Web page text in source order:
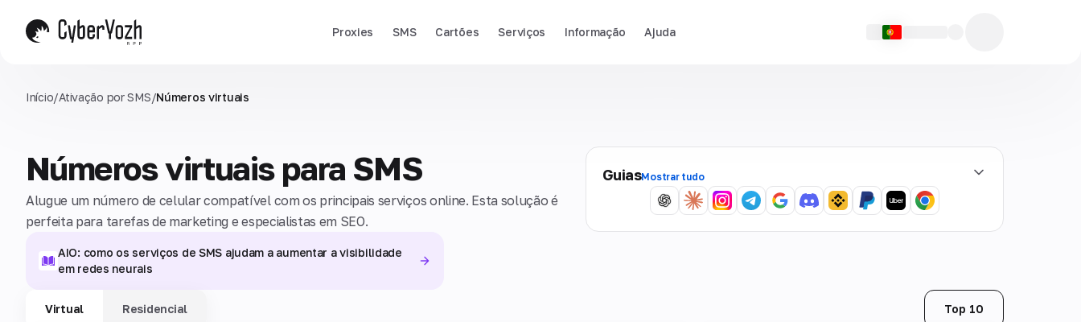
Proxies SMS Cartões Serviços Informação Ajuda
Início/Ativação por SMS/Números virtuais
Números virtuais para SMS
Alugue um número de celular compatível com os principais serviços online. Esta solução é
perfeita para tarefas de marketing e especialistas em SEO.
AIO: como os serviços de SMS ajudam a aumentar a visibilidade
em redes neurais
GuiasMostrar tudo
Virtual Residencial Top 10